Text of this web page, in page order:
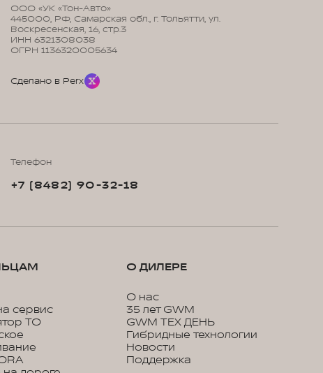
ООО «УК «Тон-Авто»
445000, РФ, Самарская обл., г. Тольятти, ул.
Воскресенская, 16, стр.3
ИНН 6321308038
ОГРН 1136320005634
Сделано в Perx
Телефон
+7 (8482) 90-32-18
сервис
ТО
О ДИЛЕРЕ
О нас
35 лет GWM
GWM ТЕХ ДЕНЬ
Гибридные технологии
Новости
Поддержка